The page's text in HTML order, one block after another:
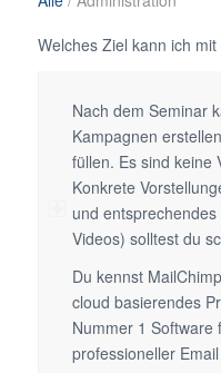
Welches Ziel kann ich
Nach dem Seminar
Kampagnen
füllen. Es sind keine
Konkrete
und
Videos) solltest du
Du kennst
cloud basierendes
Nummer 1 Software
professioneller